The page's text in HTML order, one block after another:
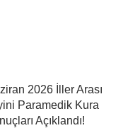
2026 İller Arası
Paramedik Kura
Açıklandı!